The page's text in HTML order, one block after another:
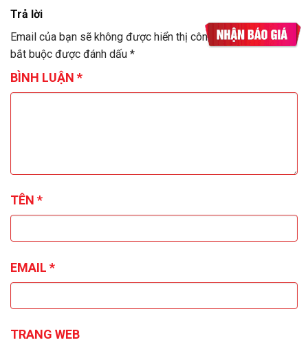
Trả lời
Email của bạn sẽ không được hiển thị công khai. Các trường
bắt buộc được đánh dấu *
BÌNH LUẬN *
TÊN *
EMAIL *
TRANG WEB